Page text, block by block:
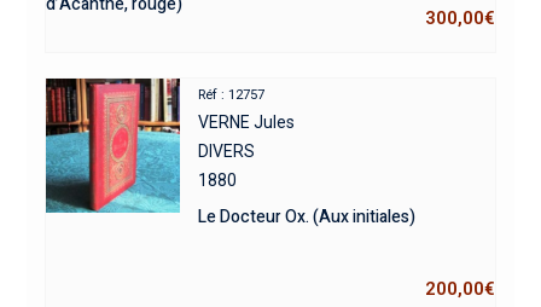
300,00€
Réf : 12757
VERNE Jules
DIVERS
1880
Le Docteur Ox. (Aux initiales)
200,00€